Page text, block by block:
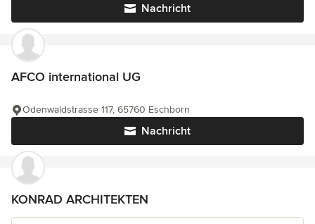
Nachricht
AFCO international UG
Nachricht
Odenwaldstrasse 117, 65760 Eschborn
KONRAD ARCHITEKTEN